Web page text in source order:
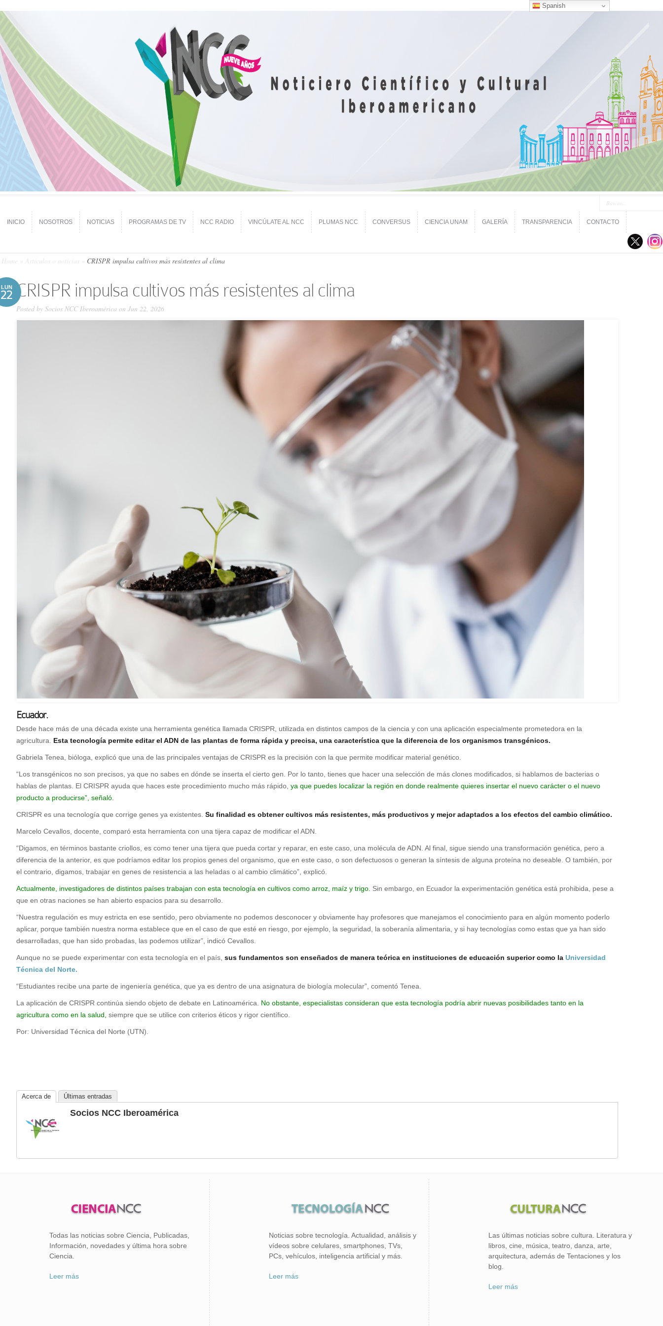
INICIO NOSOTROS NOTICIAS PROGRAMAS DE TV NCC RADIO VINCÚLATE AL NCC PLUMAS NCC CONVERSUS CIENCIA UNAM GALERÍA TRANSPARENCIA CONTACTO
Home Artículos o noticias CRISPR impulsa cultivos más resistentes al clima
LUN
22 CRISPR impulsa cultivos más resistentes al clima
Posted by Socios NCC Iberoamérica on Jun 22, 2026
Ecuador.
Desde hace más de una década existe una herramienta genética llamada CRISPR, utilizada en distintos campos de la ciencia y con una aplicación especialmente prometedora en la
agricultura. Esta tecnología permite editar el ADN de las plantas de forma rápida y precisa, una característica que la diferencia de los organismos transgénicos.
Gabriela Tenea, bióloga, explicó que una de las principales ventajas de CRISPR es la precisión con la que permite modificar material genético.
“Los transgénicos no son precisos, ya que no sabes en dónde se inserta el cierto gen. Por lo tanto, tienes que hacer una selección de más clones modificados, si hablamos de bacterias o
hablas de plantas. El CRISPR ayuda que haces este procedimiento mucho más rápido, ya que puedes localizar la región en donde realmente quieres insertar el nuevo carácter o el nuevo
producto a producirse”, señaló.
CRISPR es una tecnología que corrige genes ya existentes. Su finalidad es obtener cultivos más resistentes, más productivos y mejor adaptados a los efectos del cambio climático.
Marcelo Cevallos, docente, comparó esta herramienta con una tijera capaz de modificar el ADN.
“Digamos, en términos bastante criollos, es como tener una tijera que pueda cortar y reparar, en este caso, una molécula de ADN. Al final, sigue siendo una transformación genética, pero a
diferencia de la anterior, es que podríamos editar los propios genes del organismo, que en este caso, o son defectuosos o generan la síntesis de alguna proteína no deseable. O también, por
el contrario, digamos, trabajar en genes de resistencia a las heladas o al cambio climático”, explicó.
Actualmente, investigadores de distintos países trabajan con esta tecnología en cultivos como arroz, maíz y trigo. Sin embargo, en Ecuador la experimentación genética está prohibida, pese a
que en otras naciones se han abierto espacios para su desarrollo.
“Nuestra regulación es muy estricta en ese sentido, pero obviamente no podemos desconocer y obviamente hay profesores que manejamos el conocimiento para en algún momento poderlo
aplicar, porque también nuestra norma establece que en el caso de que esté en riesgo, por ejemplo, la seguridad, la soberanía alimentaria, y si hay tecnologías como estas que ya han sido
desarrolladas, que han sido probadas, las podemos utilizar”, indicó Cevallos.
Aunque no se puede experimentar con esta tecnología en el país, sus fundamentos son enseñados de manera teórica en instituciones de educación superior como la Universidad
Técnica del Norte.
“Estudiantes recibe una parte de ingeniería genética, que ya es dentro de una asignatura de biología molecular”, comentó Tenea.
La aplicación de CRISPR continúa siendo objeto de debate en Latinoamérica. No obstante, especialistas consideran que esta tecnología podría abrir nuevas posibilidades tanto en la
agricultura como en la salud, siempre que se utilice con criterios éticos y rigor científico.
Por: Universidad Técnica del Norte (UTN).
Acerca de Últimas entradas
Socios NCC Iberoamérica
Todas las noticias sobre Ciencia, Publicadas,
Información, novedades y última hora sobre
Ciencia.
Leer más
Noticias sobre tecnología. Actualidad, análisis y
vídeos sobre celulares, smartphones, TVs,
PCs, vehículos, inteligencia artificial y más.
Leer más
Las últimas noticias sobre cultura. Literatura y
libros, cine, música, teatro, danza, arte,
arquitectura, además de Tentaciones y los
blog.
Leer más
Spanish